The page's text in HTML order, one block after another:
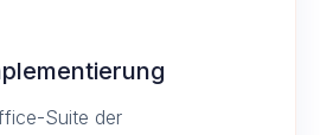
Suite der